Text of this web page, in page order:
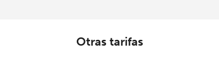
Otras tarifas